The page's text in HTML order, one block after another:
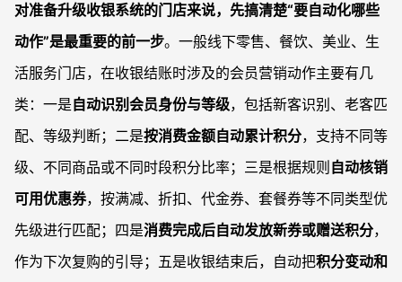
对准备升级收银系统的门店来说，先搞清楚“要自动化哪些
动作”是最重要的前一步。一般线下零售、餐饮、美业、生
活服务门店，在收银结账时涉及的会员营销动作主要有几
类：一是自动识别会员身份与等级，包括新客识别、老客匹
配、等级判断；二是按消费金额自动累计积分，支持不同等
级、不同商品或不同时段积分比率；三是根据规则自动核销
可用优惠券，按满减、折扣、代金券、套餐券等不同类型优
先级进行匹配；四是消费完成后自动发放新券或赠送积分，
作为下次复购的引导；五是收银结束后，自动把积分变动和